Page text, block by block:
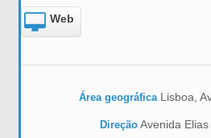
Web
Área geográfica Lisboa,
DireçãoAvenida Elias